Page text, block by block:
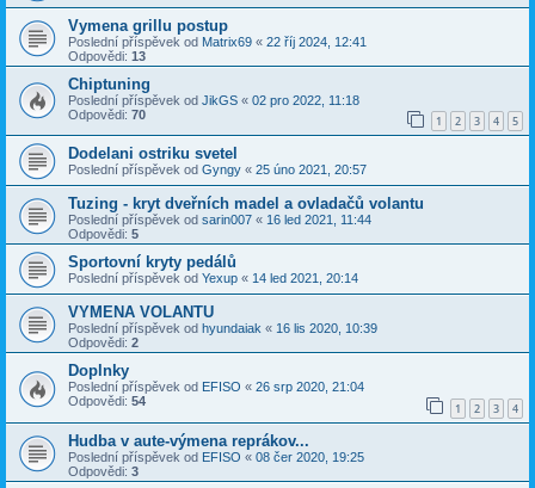
Vymena grillu postup
Poslední příspěvek od Matrix69 « 22 říj 2024, 12:41
Odpovědi: 13
Chiptuning
Poslední příspěvek od JikGS « 02 pro 2022, 11:18
Odpovědi: 70 1 2 3 4 5
Dodelani ostriku svetel
Poslední příspěvek od Gyngy « 25 úno 2021, 20:57
Tuzing - kryt dveřních madel a ovladačů volantu
Poslední příspěvek od sarin007 « 16 led 2021, 11:44
Odpovědi: 5
Sportovní kryty pedálů
Poslední příspěvek od Yexup « 14 led 2021, 20:14
VYMENA VOLANTU
Poslední příspěvek od hyundaiak « 16 lis 2020, 10:39
Odpovědi: 2
Doplnky
Poslední příspěvek od EFISO « 26 srp 2020, 21:04
Odpovědi: 54 1 2 3 4
Hudba v aute-výmena reprákov...
Poslední příspěvek od EFISO « 08 čer 2020, 19:25
Odpovědi: 3